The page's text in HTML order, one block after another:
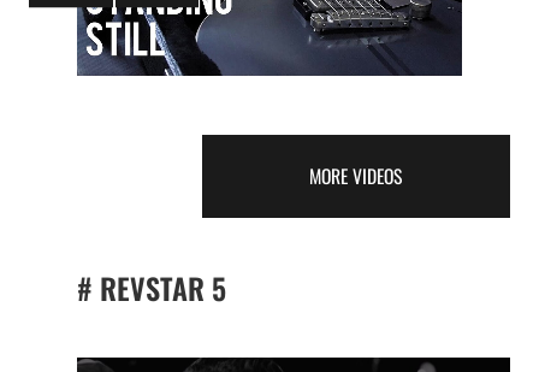
MORE VIDEOS
# REVSTAR 5